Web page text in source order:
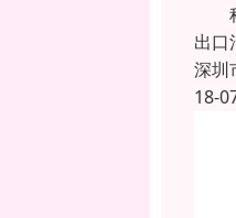
科
出口
深圳
18-